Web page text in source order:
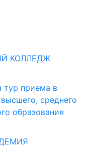
КОЛЛЕДЖ
тур приема в
среднего
образования